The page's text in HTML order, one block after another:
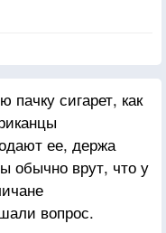
пачку сигарет, как
ее, держа
обычно врут, что у
вопрос.